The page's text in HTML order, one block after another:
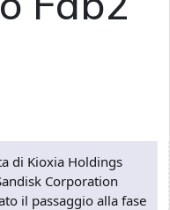
di Kioxia Holdings
Corporation
il passaggio alla fase